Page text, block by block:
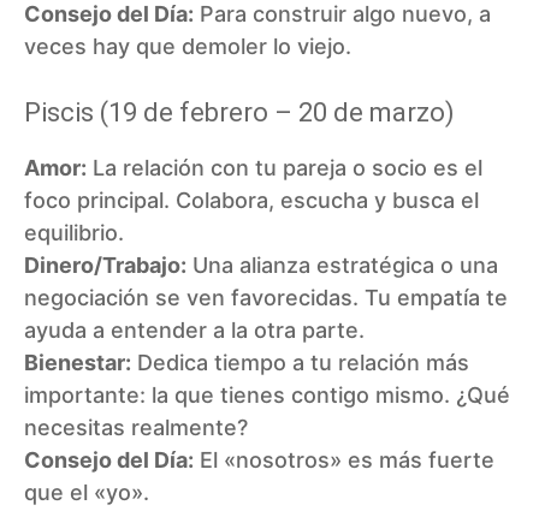
Consejo del Día: Para construir algo nuevo, a
veces hay que demoler lo viejo.
Piscis (19 de febrero – 20 de marzo)
Amor: La relación con tu pareja o socio es el
foco principal. Colabora, escucha y busca el
equilibrio.
Dinero/Trabajo: Una alianza estratégica o una
negociación se ven favorecidas. Tu empatía te
ayuda a entender a la otra parte.
Bienestar: Dedica tiempo a tu relación más
importante: la que tienes contigo mismo. ¿Qué
necesitas realmente?
Consejo del Día: El «nosotros» es más fuerte
que el «yo».